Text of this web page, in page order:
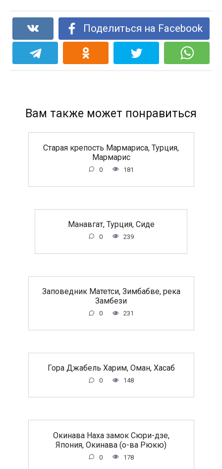
Поделиться на Facebook
Вам также может понравиться
Старая крепость Мармариса, Турция,
Мармарис
0 181
Манавгат, Турция, Сиде
0 239
Заповедник Матетси, Зимбабве, река
Замбези
0 231
Гора Джабель Харим, Оман, Хасаб
0 148
Окинава Наха замок Сюри-дзе,
Япония, Окинава (о-ва Рюкю)
0 178